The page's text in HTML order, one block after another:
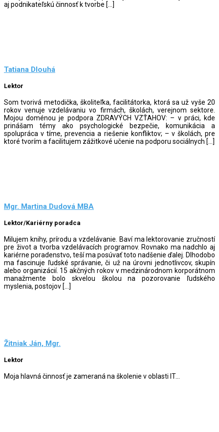
aj podnikateľskú činnosť k tvorbe […]
Tatiana Dlouhá
Lektor
Som tvorivá metodička, školiteľka, facilitátorka, ktorá sa už vyše 20
rokov venuje vzdelávaniu vo firmách, školách, verejnom sektore.
Mojou doménou je podpora ZDRAVÝCH VZŤAHOV: – v práci, kde
prinášam témy ako psychologické bezpečie, komunikácia a
spolupráca v tíme, prevencia a riešenie konfliktov; – v školách, pre
ktoré tvorím a facilitujem zážitkové učenie na podporu sociálnych […]
Mgr. Martina Dudová MBA
Lektor/Kariérny poradca
Milujem knihy, prírodu a vzdelávanie. Baví ma lektorovanie zručností
pre život a tvorba vzdelávacích programov. Rovnako ma nadchlo aj
kariérne poradenstvo, teší ma posúvať toto nadšenie ďalej. Dlhodobo
ma fascinuje ľudské správanie, či už na úrovni jednotlivcov, skupín
alebo organizácií. 15 akčných rokov v medzinárodnom korporátnom
manažmente bolo skvelou školou na pozorovanie ľudského
myslenia, postojov […]
Žitniak Ján, Mgr.
Lektor
Moja hlavná činnosť je zameraná na školenie v oblasti IT...